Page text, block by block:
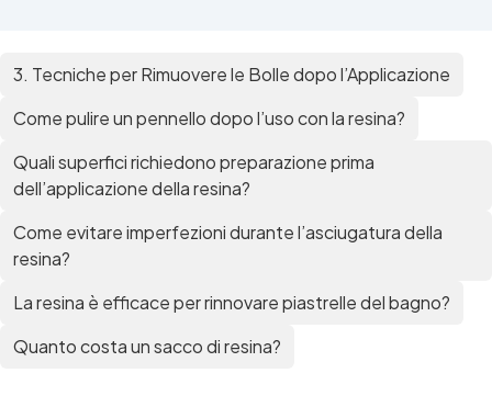
3. Tecniche per Rimuovere le Bolle dopo l’Applicazione
Come pulire un pennello dopo l’uso con la resina?
Quali superfici richiedono preparazione prima
dell’applicazione della resina?
Come evitare imperfezioni durante l’asciugatura della
resina?
La resina è efficace per rinnovare piastrelle del bagno?
Quanto costa un sacco di resina?